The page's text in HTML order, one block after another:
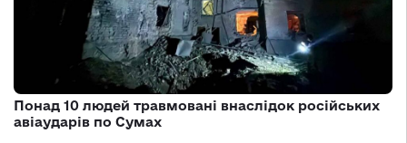
Понад 10 людей травмовані внаслідок російських
авіаударів по Сумах